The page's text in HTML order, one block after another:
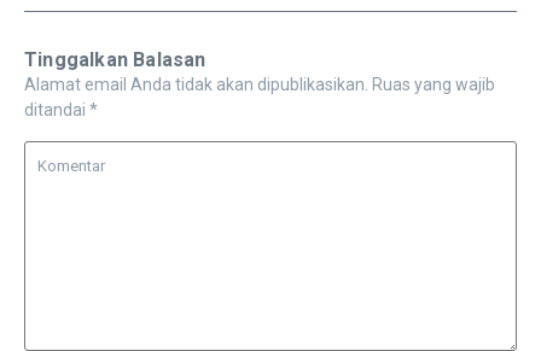
Tinggalkan Balasan
Alamat email Anda tidak akan dipublikasikan. Ruas yang wajib
ditandai *